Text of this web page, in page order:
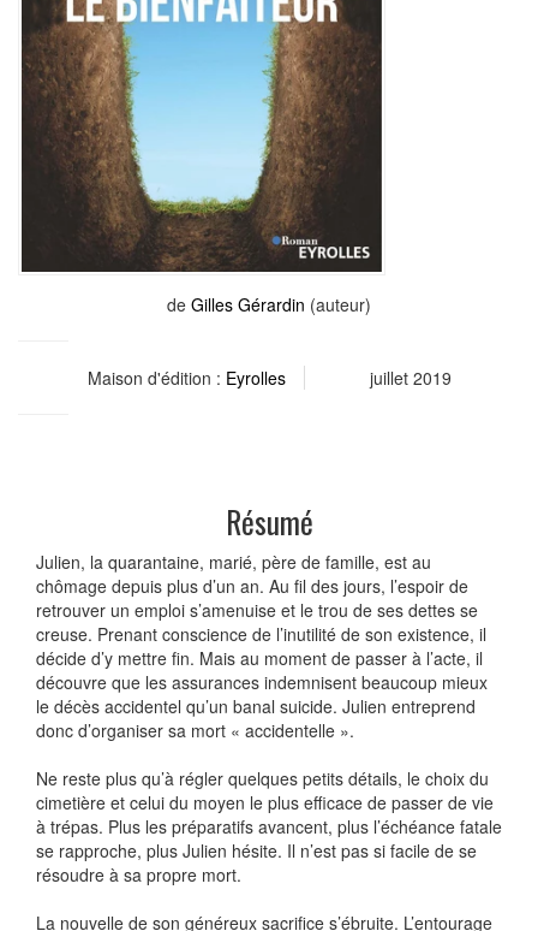
de Gilles Gérardin (auteur)
Maison d'édition : Eyrolles juillet 2019
Résumé
Julien, la quarantaine, marié, père de famille, est au
chômage depuis plus d’un an. Au fil des jours, l’espoir de
retrouver un emploi s’amenuise et le trou de ses dettes se
creuse. Prenant conscience de l’inutilité de son existence, il
décide d’y mettre fin. Mais au moment de passer à l’acte, il
découvre que les assurances indemnisent beaucoup mieux
le décès accidentel qu’un banal suicide. Julien entreprend
donc d’organiser sa mort « accidentelle ».
Ne reste plus qu’à régler quelques petits détails, le choix du
cimetière et celui du moyen le plus efficace de passer de vie
à trépas. Plus les préparatifs avancent, plus l’échéance fatale
se rapproche, plus Julien hésite. Il n’est pas si facile de se
résoudre à sa propre mort.
La nouvelle de son généreux sacrifice s’ébruite. L’entourage